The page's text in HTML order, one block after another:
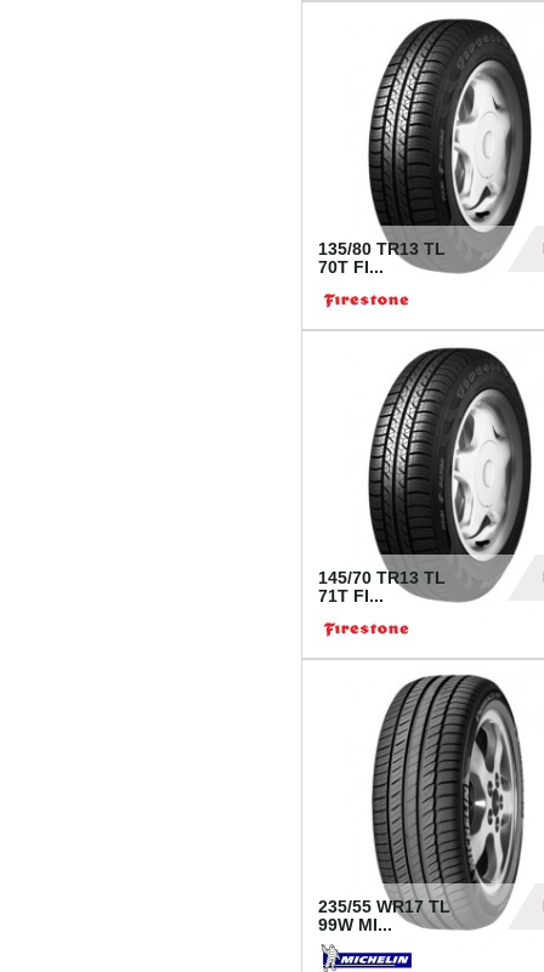
135/80 TR13 TL
70T FI...
145/70 TR13 TL
71T FI...
235/55 WR17 TL
99W MI...